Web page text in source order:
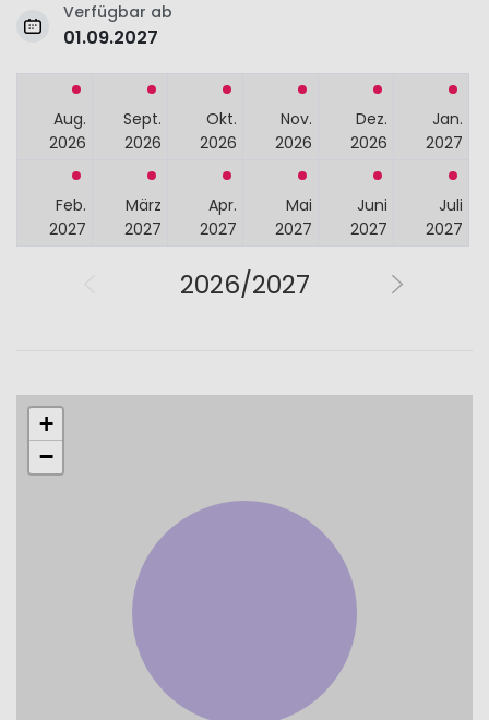
Verfügbar ab
01.09.2027
Aug.
2026
Sept.
2026
Okt.
2026
Nov.
2026
Dez.
2026
Jan.
2027
Feb.
2027
März
2027
Apr.
2027
Mai
2027
Juni
2027
Juli
2027
2026/2027
+
−